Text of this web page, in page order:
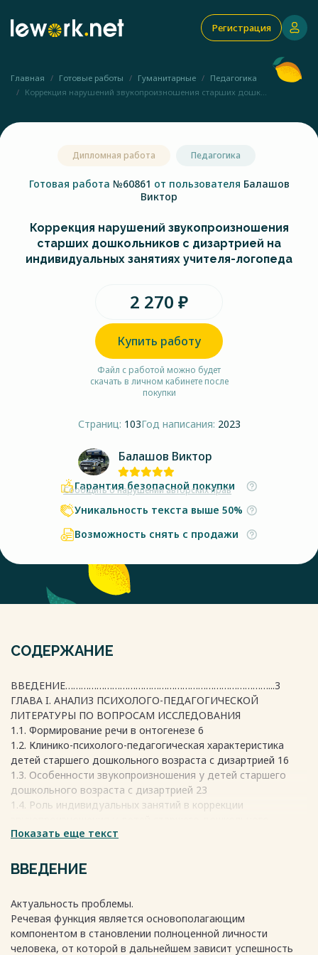
Регистрация
Главная Готовые работы Гуманитарные
Педагогика
Коррекция нарушений звукопроизношения старших дошк...
Дипломная работа Педагогика
Готовая работа №60861 от пользователя Балашов
Виктор
Коррекция нарушений звукопроизношения
старших дошкольников с дизартрией на
индивидуальных занятиях учителя-логопеда
2 270 ₽
Купить работу
Файл с работой можно будет
скачать в личном кабинете после
покупки
Страниц: 103Год написания: 2023
Балашов Виктор
Сообщить о нарушении авторских прав
Гарантия безопасной покупки
Уникальность текста выше 50%
Возможность снять с продажи
СОДЕРЖАНИЕ
ВВЕДЕНИЕ……………………………………………………………………...3
ГЛАВА I. АНАЛИЗ ПСИХОЛОГО-ПЕДАГОГИЧЕСКОЙ
ЛИТЕРАТУРЫ ПО ВОПРОСАМ ИССЛЕДОВАНИЯ
1.1. Формирование речи в онтогенезе 6
1.2. Клинико-психолого-педагогическая характеристика
детей старшего дошкольного возраста с дизартрией 16
1.3. Особенности звукопроизношения у детей старшего
дошкольного возраста с дизартрией 23
1.4. Роль индивидуальных занятий в коррекции
возраста с дизартрией 27
ГЛАВА II. ЭКСПЕРИМЕНТАЛЬНАЯ РАБОТА ПО ИЗУЧЕНИЮ И
КОРРЕКЦИИ ЗВУКОПРОИЗНОШЕНИЯ У ДЕТЕЙ СТАРШЕГО
ИНДИВИДУАЛЬНЫХ ЗАНЯТИЯХ ЛОГОПЕДА
2.1. Результаты и анализ состояния звукопроизношения у
детей старшего дошкольного возраста с
Показать еще текст
ВВЕДЕНИЕ
Актуальность проблемы.
Речевая функция является основополагающим
компонентом в становлении полноценной личности
человека, от которой в дальнейшем зависит успешность